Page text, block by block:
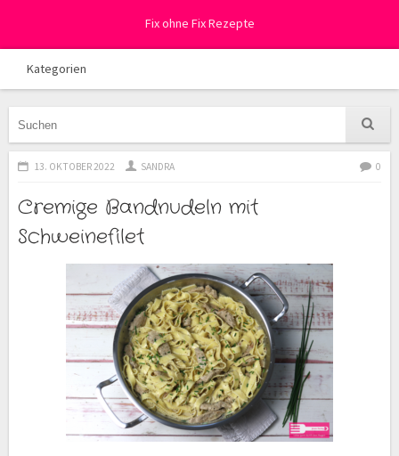
Fix ohne Fix Rezepte
Kategorien
13. OKTOBER 2022 SANDRA 0
Cremige Bandnudeln mit
Schweinefilet